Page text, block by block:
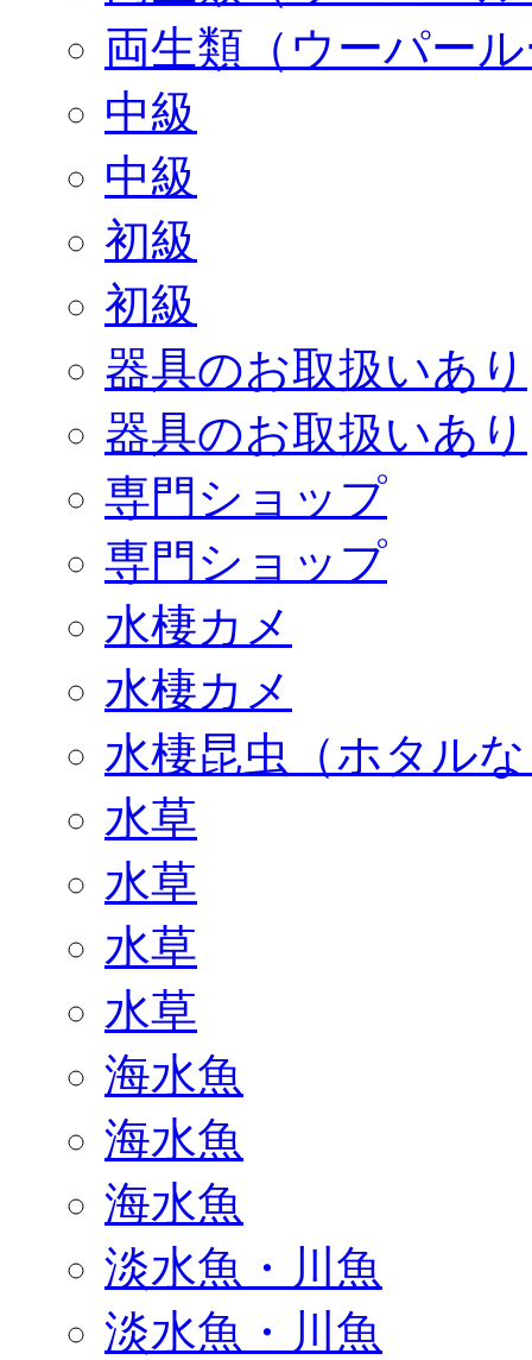
両生類（ウーパー
中級
中級
初級
初級
器具のお取扱いあり
器具のお取扱いあり
専門ショップ
専門ショップ
水棲カメ
水棲カメ
水棲昆虫（ホタル
水草
水草
水草
水草
海水魚
海水魚
海水魚
淡水魚・川魚
淡水魚・川魚